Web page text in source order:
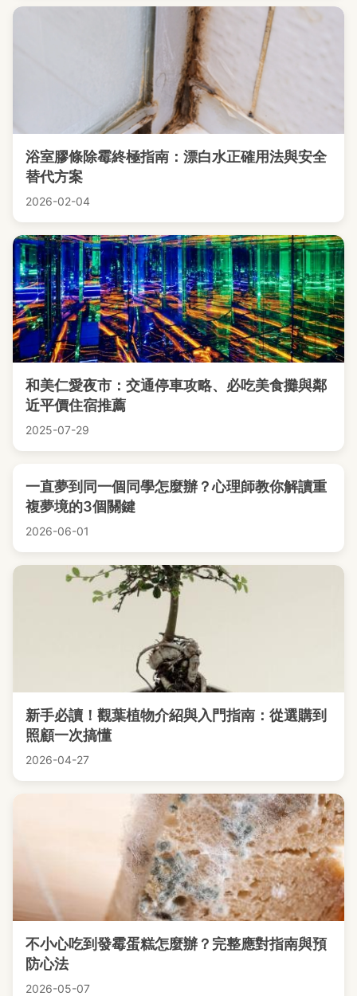
浴室膠條除霉終極指南：漂白水正確用法與安全
替代方案
2026-02-04
和美仁愛夜市：交通停車攻略、必吃美食攤與鄰
近平價住宿推薦
2025-07-29
一直夢到同一個同學怎麼辦？心理師教你解讀重
複夢境的3個關鍵
2026-06-01
新手必讀！觀葉植物介紹與入門指南：從選購到
照顧一次搞懂
2026-04-27
不小心吃到發霉蛋糕怎麼辦？完整應對指南與預
防心法
2026-05-07